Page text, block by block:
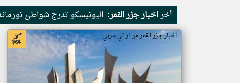
أخراخبار جزر القمر: اليونيسكو تدرج شواطئ
اخبار جزر القمر من ار تي عربي